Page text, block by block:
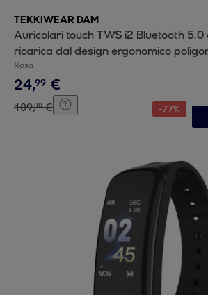
TEKKIWEAR DAM
Auricolari touch TWS i2 Bluetooth 5.0
ricarica dal design ergonomico
cancellazione del rumore ambientale.
Rosa
24,99 €
109,00 € -77%